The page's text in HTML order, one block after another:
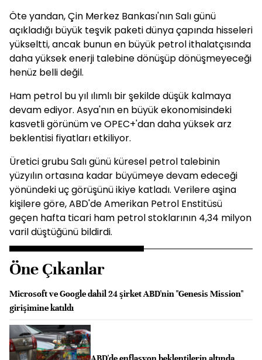
Öte yandan, Çin Merkez Bankası'nın Salı günü
açıkladığı büyük teşvik paketi dünya çapında hisseleri
yükseltti, ancak bunun en büyük petrol ithalatçısında
daha yüksek enerji talebine dönüşüp dönüşmeyeceği
henüz belli değil.
Ham petrol bu yıl ılımlı bir şekilde düşük kalmaya
devam ediyor. Asya'nın en büyük ekonomisindeki
kasvetli görünüm ve OPEC+'dan daha yüksek arz
beklentisi fiyatları etkiliyor.
Üretici grubu Salı günü küresel petrol talebinin
yüzyılın ortasına kadar büyümeye devam edeceği
yönündeki uç görüşünü ikiye katladı. Verilere aşina
kişilere göre, ABD'de Amerikan Petrol Enstitüsü
geçen hafta ticari ham petrol stoklarının 4,34 milyon
varil düştüğünü bildirdi.
Öne Çıkanlar
Microsoft ve Google dahil 24 şirket ABD'nin "Genesis Mission"
girişimine katıldı